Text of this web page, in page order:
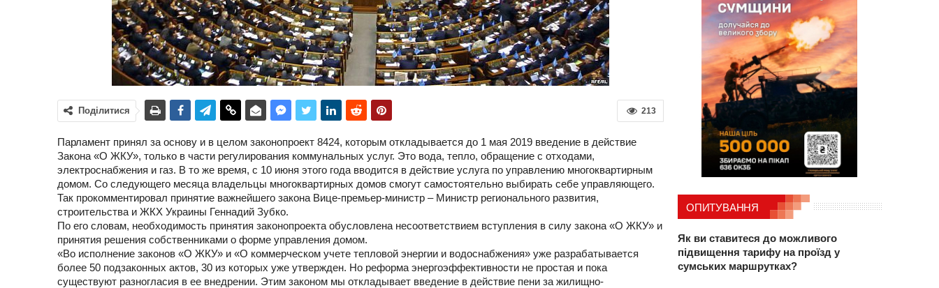
213
Поділитися
Парламент принял за основу и в целом законопроект 8424, которым откладывается до 1 мая 2019 введение в действие
Закона «О ЖКУ», только в части регулирования коммунальных услуг. Это вода, тепло, обращение с отходами,
электроснабжения и газ. В то же время, с 10 июня этого года вводится в действие услуга по управлению многоквартирным
домом. Со следующего месяца владельцы многоквартирных домов смогут самостоятельно выбирать себе управляющего.
Так прокомментировал принятие важнейшего закона Вице-премьер-министр – Министр регионального развития,
строительства и ЖКХ Украины Геннадий Зубко.
По его словам, необходимость принятия законопроекта обусловлена несоответствием вступления в силу закона «О ЖКУ» и
принятия решения собственниками о форме управления домом.
«Во исполнение законов «О ЖКУ» и «О коммерческом учете тепловой энергии и водоснабжения» уже разрабатывается
более 50 подзаконных актов, 30 из которых уже утвержден. Но реформа энергоэффективности не простая и пока
существуют разногласия в ее внедрении. Этим законом мы откладывает введение в действие пени за жилищно-
ОПИТУВАННЯ
Як ви ставитеся до можливого
підвищення тарифу на проїзд у
сумських маршрутках?